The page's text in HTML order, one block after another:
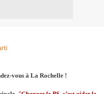
vous à La Rochelle !